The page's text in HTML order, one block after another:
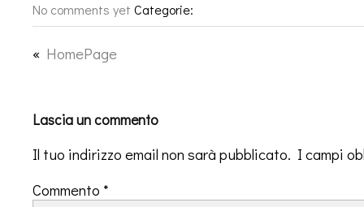
No comments yet Categorie:
« HomePage
Lascia un commento
Il tuo indirizzo email non sarà pubblicato. I campi
Commento *